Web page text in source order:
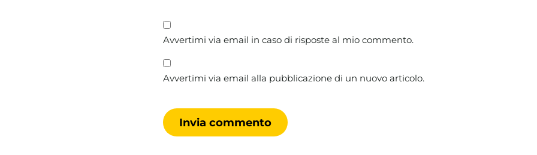
Avvertimi via email in caso di risposte al mio commento.
Avvertimi via email alla pubblicazione di un nuovo articolo.